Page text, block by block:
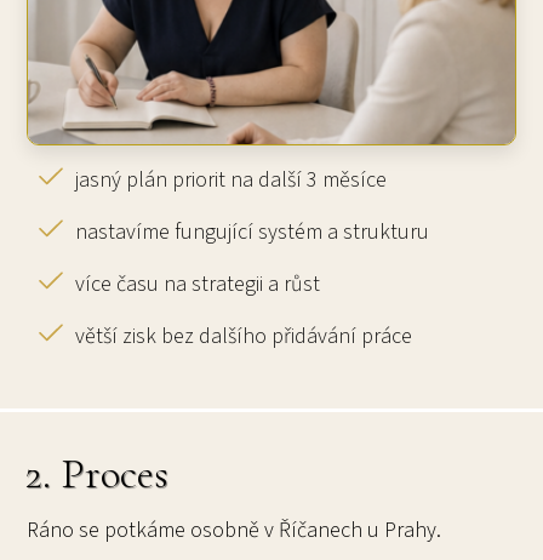
jasný plán priorit na další 3 měsíce
nastavíme fungující systém a strukturu
více času na strategii a růst
větší zisk bez dalšího přidávání práce
2. Proces
Ráno se potkáme osobně v Říčanech u Prahy.